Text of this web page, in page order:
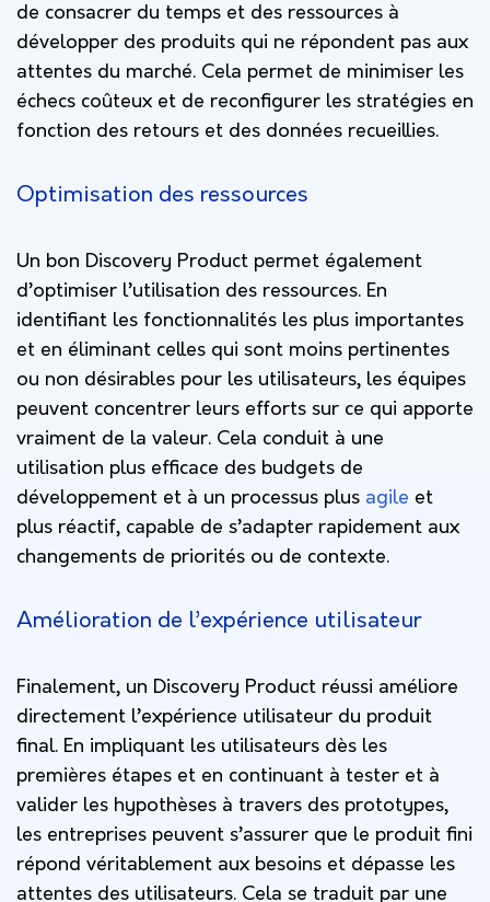
de consacrer du temps et des ressources à
développer des produits qui ne répondent pas aux
attentes du marché. Cela permet de minimiser les
échecs coûteux et de reconfigurer les stratégies en
fonction des retours et des données recueillies.
Optimisation des ressources
Un bon Discovery Product permet également
d’optimiser l’utilisation des ressources. En
identifiant les fonctionnalités les plus importantes
et en éliminant celles qui sont moins pertinentes
ou non désirables pour les utilisateurs, les équipes
peuvent concentrer leurs efforts sur ce qui apporte
vraiment de la valeur. Cela conduit à une
utilisation plus efficace des budgets de
développement et à un processus plus agile et
plus réactif, capable de s’adapter rapidement aux
changements de priorités ou de contexte.
Amélioration de l’expérience utilisateur
Finalement, un Discovery Product réussi améliore
directement l’expérience utilisateur du produit
final. En impliquant les utilisateurs dès les
premières étapes et en continuant à tester et à
valider les hypothèses à travers des prototypes,
les entreprises peuvent s’assurer que le produit fini
répond véritablement aux besoins et dépasse les
attentes des utilisateurs. Cela se traduit par une